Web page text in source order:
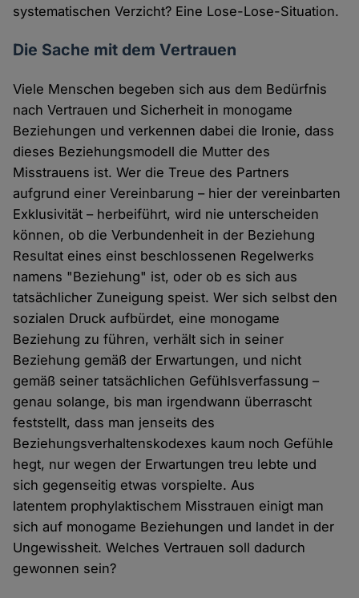
systematischen Verzicht? Eine Lose-Lose-Situation.
Die Sache mit dem Vertrauen
Viele Menschen begeben sich aus dem Bedürfnis
nach Vertrauen und Sicherheit in monogame
Beziehungen und verkennen dabei die Ironie, dass
dieses Beziehungsmodell die Mutter des
Misstrauens ist. Wer die Treue des Partners
aufgrund einer Vereinbarung – hier der vereinbarten
Exklusivität – herbeiführt, wird nie unterscheiden
können, ob die Verbundenheit in der Beziehung
Resultat eines einst beschlossenen Regelwerks
namens "Beziehung" ist, oder ob es sich aus
tatsächlicher Zuneigung speist. Wer sich selbst den
sozialen Druck aufbürdet, eine monogame
Beziehung zu führen, verhält sich in seiner
Beziehung gemäß der Erwartungen, und nicht
gemäß seiner tatsächlichen Gefühlsverfassung –
genau solange, bis man irgendwann überrascht
feststellt, dass man jenseits des
Beziehungsverhaltenskodexes kaum noch Gefühle
hegt, nur wegen der Erwartungen treu lebte und
sich gegenseitig etwas vorspielte. Aus
latentem prophylaktischem Misstrauen einigt man
sich auf monogame Beziehungen und landet in der
Ungewissheit. Welches Vertrauen soll dadurch
gewonnen sein?